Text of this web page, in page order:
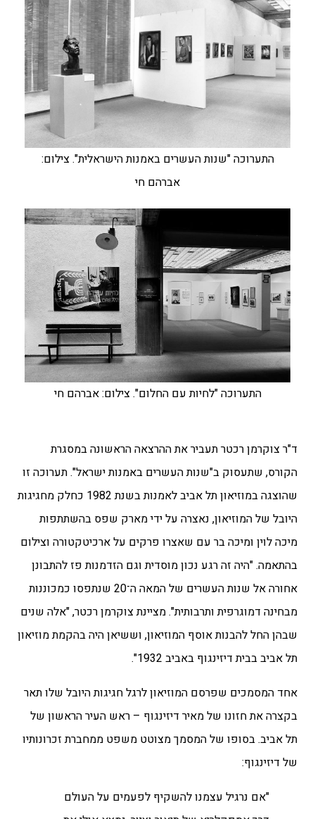
התערוכה "שנות העשרים באמנות הישראלית". צילום:
אברהם חי
התערוכה "לחיות עם החלום". צילום: אברהם חי
ד"ר צוקרמן רכטר תעביר את ההרצאה הראשונה במסגרת
הקורס, שתעסוק ב"שנות העשרים באמנות ישראל". תערוכה זו
שהוצגה במוזיאון תל אביב לאמנות בשנת 1982 כחלק מחגיגות
היובל של המוזיאון, נאצרה על ידי מארק שפס בהשתתפות
מיכה לוין ומיכה בר עם שאצרו פרקים על ארכיטקטורה וצילום
בהתאמה. "היה זה רגע נכון מוסדית וגם הזדמנות פז להתבונן
אחורה אל שנות העשרים של המאה ה־20 שנתפסו כמכוננות
מבחינה דמוגרפית ותרבותית". מציינת צוקרמן רכטר, "אלה שנים
שבהן החל להבנות אוסף המוזיאון, וששיאן היה בהקמת מוזיאון
תל אביב בבית דיזינגוף באביב 1932".
אחד המסמכים שפרסם המוזיאון לרגל חגיגות היובל שלו תאר
בקצרה את חזונו של מאיר דיזינגוף – ראש העיר הראשון של
תל אביב. בסופו של המסמך מצוטט משפט ממחברת זכרונותיו
של דיזינגוף:
"אם נרגיל עצמנו להשקיף לפעמים על העולם